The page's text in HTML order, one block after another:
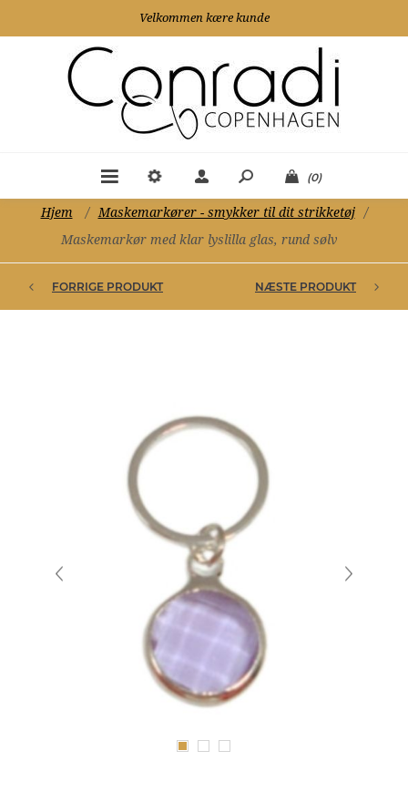
Velkommen kære kunde
(0)
Hjem / Maskemarkører - smykker til dit strikketøj
/
Maskemarkør med klar lyslilla glas, rund sølv
FORRIGE PRODUKT NÆSTE PRODUKT